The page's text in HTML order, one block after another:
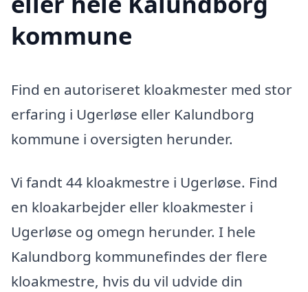
kommune
Find en autoriseret kloakmester med stor
erfaring i Ugerløse eller Kalundborg
kommune i oversigten herunder.
Vi fandt 44 kloakmestre i Ugerløse. Find
en kloakarbejder eller kloakmester i
Ugerløse og omegn herunder. I hele
Kalundborg kommunefindes der flere
kloakmestre, hvis du vil udvide din